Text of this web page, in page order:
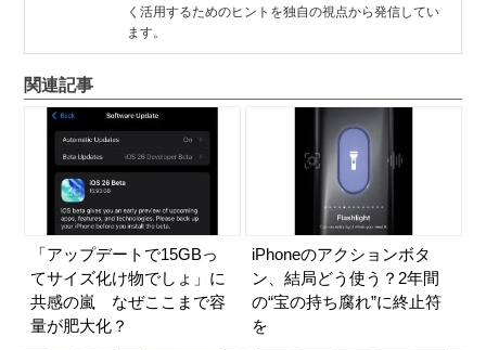
く活用するためのヒントを独自の視点から発信してい
ます。
関連記事
「アップデートで15GBっ
てサイズ化け物でしょ」に
共感の嵐 なぜここまで容
量が肥大化？
iPhoneのアクションボタ
ン、結局どう使う？2年間
の“宝の持ち腐れ”に終止符
を